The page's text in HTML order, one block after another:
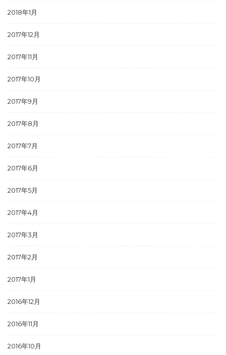
2018年1月
2017年12月
2017年11月
2017年10月
2017年9月
2017年8月
2017年7月
2017年6月
2017年5月
2017年4月
2017年3月
2017年2月
2017年1月
2016年12月
2016年11月
2016年10月